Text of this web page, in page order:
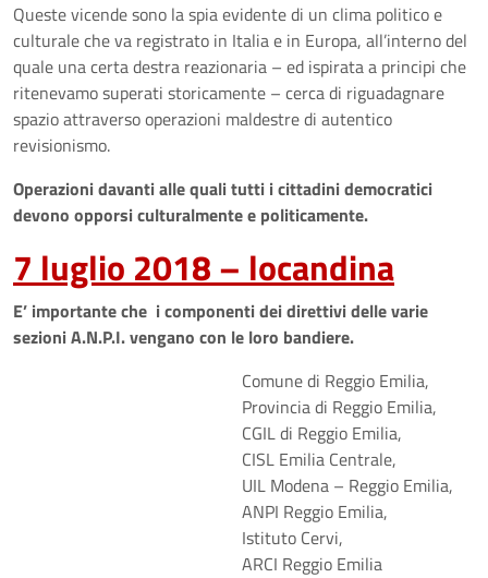
Queste vicende sono la spia evidente di un clima politico e
culturale che va registrato in Italia e in Europa, all’interno del
quale una certa destra reazionaria – ed ispirata a principi che
ritenevamo superati storicamente – cerca di riguadagnare
spazio attraverso operazioni maldestre di autentico
revisionismo.
Operazioni davanti alle quali tutti i cittadini democratici
devono opporsi culturalmente e politicamente.
7 luglio 2018 – locandina
E’ importante che i componenti dei direttivi delle varie
sezioni A.N.P.I. vengano con le loro bandiere.
Comune di Reggio Emilia,
Provincia di Reggio Emilia,
CGIL di Reggio Emilia,
CISL Emilia Centrale,
UIL Modena – Reggio Emilia,
ANPI Reggio Emilia,
Istituto Cervi,
ARCI Reggio Emilia